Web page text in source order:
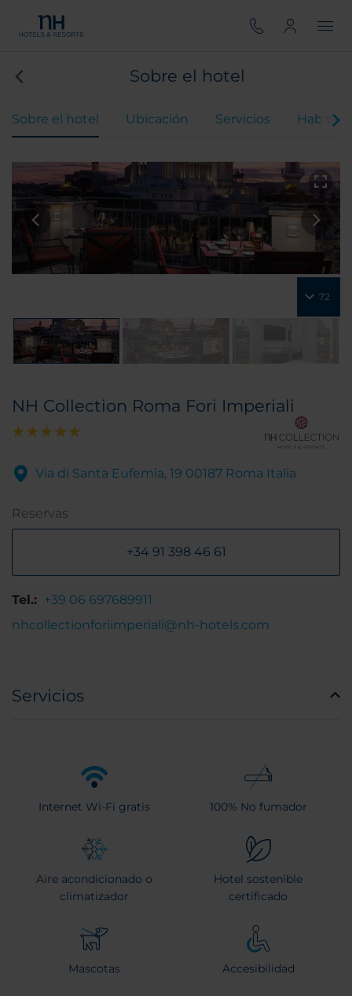
Sobre el hotel
Sobre el hotel Ubicación Servicios
72
NH Collection Roma Fori Imperiali
Via di Santa Eufemia, 19 00187 Roma Italia
Reservas
+34 91 398 46 61
Tel.: +39 06 697689911
nhcollectionforiimperiali@nh-hotels.com
Servicios
Internet Wi-Fi gratis 100% No fumador
Aire acondicionado o
climatizador
Hotel sostenible
certificado
Mascotas Accesibilidad